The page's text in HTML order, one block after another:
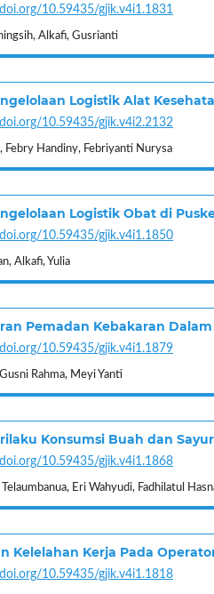
10.59435/gjik.v4i1.1831
Alkafi, Gusrianti
Logistik Alat
10.59435/gjik.v4i2.2132
Febry Handiny, Febriyanti Nurysa
Logistik Obat di
10.59435/gjik.v4i1.1850
Alkafi, Yulia
Pemadan Kebakaran
10.59435/gjik.v4i1.1879
Rahma, Meyi Yanti
Konsumsi Buah dan
10.59435/gjik.v4i1.1868
Eri Wahyudi, Fadhilatul
Kelelahan Kerja Pada
10.59435/gjik.v4i1.1818